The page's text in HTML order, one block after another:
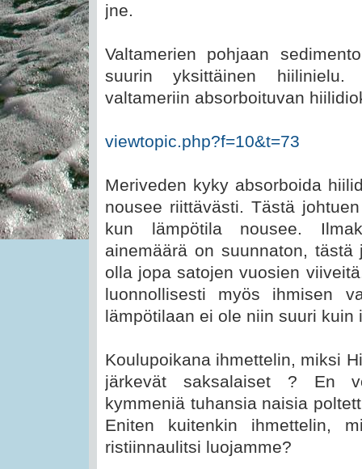
jne.
Valtamerien pohjaan
suurin yksittäinen hiilinielu.
valtameriin absorboituvan
viewtopic.php?f=10&t=73
Meriveden kyky absorboida
nousee riittävästi. Tästä
kun lämpötila nousee.
ainemäärä on suunnaton,
olla jopa satojen vuosien
luonnollisesti myös ihmisen
lämpötilaan ei ole niin suuri
Koulupoikana ihmettelin, miksi
järkevät saksalaiset ? En
kymmeniä tuhansia naisia
Eniten kuitenkin ihmettelin,
ristiinnaulitsi luojamme?